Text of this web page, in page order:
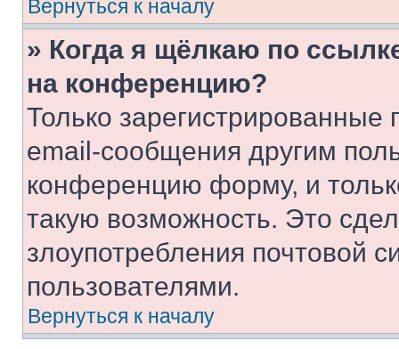
Вернуться к началу
» Когда я щёлкаю по
на конференцию?
Только зарегистрированные
email-сообщения другим
конференцию форму, и
такую возможность. Это
злоупотребления почтовой
пользователями.
Вернуться к началу